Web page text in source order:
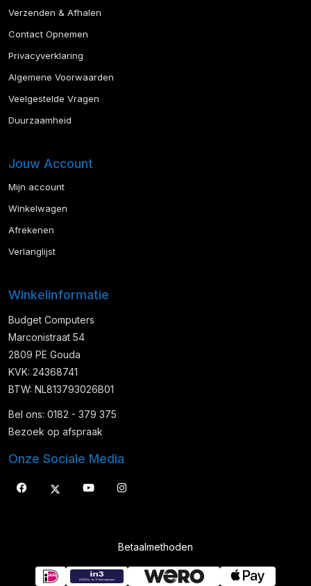
Verzenden & Afhalen
Contact Opnemen
Privacyverklaring
Algemene Voorwaarden
Veelgestelde Vragen
Duurzaamheid
Jouw Account
Mijn account
Winkelwagen
Afrekenen
Verlanglijst
Winkelinformatie
Budget Computers
Marconistraat 54
2809 PE Gouda
KVK: 24368741
BTW: NL813793026B01
Bel ons: 0182 - 379 375
Bezoek op afspraak
Onze Sociale Media
Betaalmethoden